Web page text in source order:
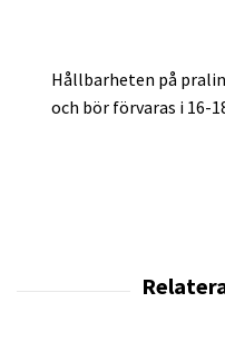
Hållbarheten på
och bör förvaras i 16-